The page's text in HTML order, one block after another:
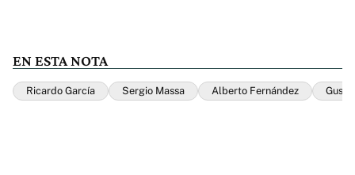
EN ESTA NOTA
Ricardo García Sergio Massa Alberto Fernández